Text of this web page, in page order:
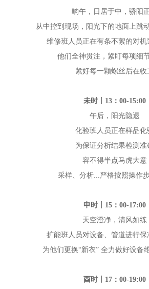
晌午，日居于中，骄阳
从中控到现场，阳光下的地面上跳
维修班人员正在有条不絮的对机
他们全神贯注，紧盯每项细
紧好每一颗螺丝后在收
未时丨13：00-15:00
午后，阳光隐退
化验班人员正在样品化
为保证分析结果检测准
容不得半点马虎大意
采样、分析...严格按照操作
申时丨15：00-17:00
天空澄净，清风如练
扩能班人员对设备、管道进行保
为他们更换“新衣” 全力做好设备
酉时丨17：00-19:00